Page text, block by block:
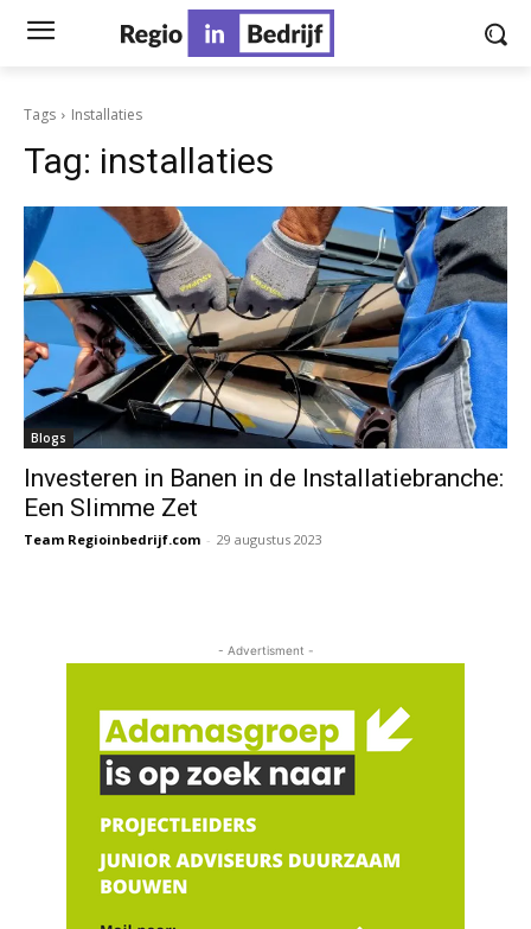
Tags Installaties
Tag: installaties
Blogs
Investeren in Banen in de Installatiebranche:
Een Slimme Zet
Team Regioinbedrijf.com - 29 augustus 2023
- Advertisment -